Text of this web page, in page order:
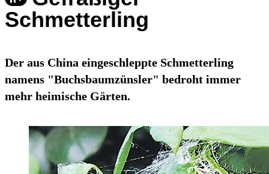
Schmetterling
Der aus China eingeschleppte Schmetterling
namens "Buchsbaumzünsler" bedroht immer
mehr heimische Gärten.